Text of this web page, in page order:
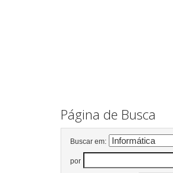
Página de Busca
Buscar em:
por